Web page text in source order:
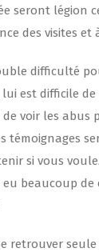
seront légion
des visites et
difficulté
lui est difficile
voir les abus
témoignages
si vous
eu beaucoup
retrouver